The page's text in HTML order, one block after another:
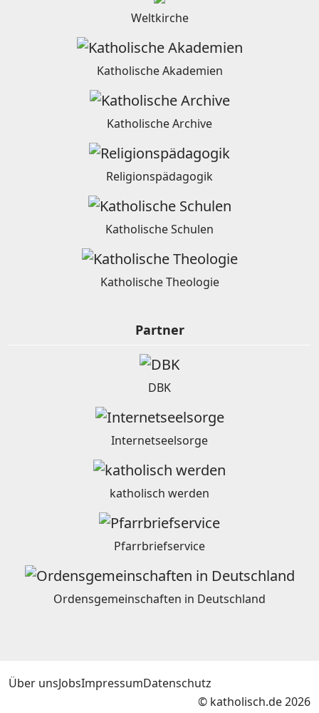
Weltkirche
Katholische Akademien
Katholische Archive
Religionspädagogik
Katholische Schulen
Katholische Theologie
Partner
DBK
Internetseelsorge
katholisch werden
Pfarrbriefservice
Ordensgemeinschaften in Deutschland
Über unsJobsImpressumDatenschutz
© katholisch.de 2026